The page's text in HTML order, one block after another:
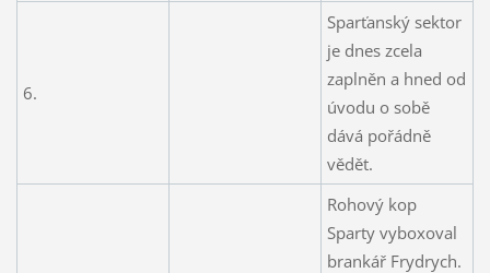
6.
Sparťanský sektor
je dnes zcela
zaplněn a hned od
úvodu o sobě
dává pořádně
vědět.
Rohový kop
Sparty vyboxoval
brankář Frydrych.